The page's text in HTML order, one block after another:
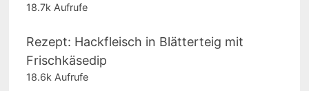
18.7k Aufrufe
Rezept: Hackfleisch in Blätterteig mit
Frischkäsedip
18.6k Aufrufe